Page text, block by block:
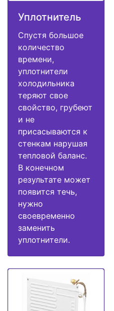
Уплотнитель
Спустя большое
количество
времени,
уплотнители
холодильника
теряют свое
свойство, грубеют
и не
присасываются к
стенкам нарушая
тепловой баланс.
В конечном
результате может
появится течь,
нужно
своевременно
заменить
уплотнители.